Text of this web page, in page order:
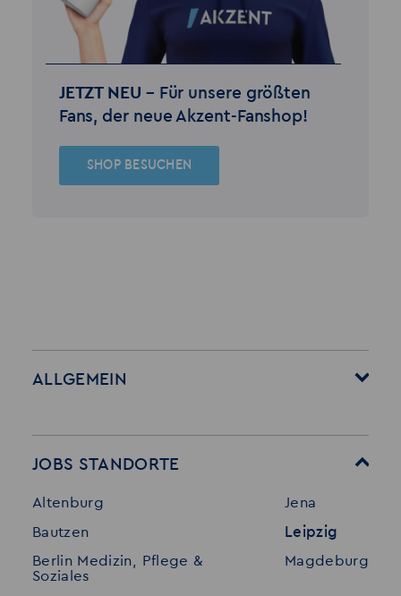
JETZT NEU – Für unsere größten
Fans, der neue Akzent-Fanshop!
SHOP BESUCHEN
ALLGEMEIN
Stellenangebote
Initiativ bewerben
Merkzettel
Referenzen
Interne Jobs
JOBS STANDORTE
Altenburg
Bautzen
Berlin Medizin, Pflege &
Soziales
Jena
Leipzig
Magdeburg